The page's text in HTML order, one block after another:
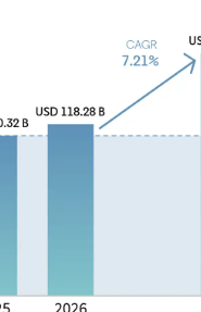
Bild © Mordor